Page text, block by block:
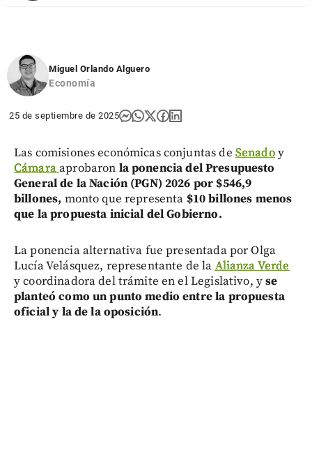
Miguel Orlando Alguero
Economía
25 de septiembre de 2025
Las comisiones económicas conjuntas de Senadoy
Cámaraaprobaron la ponencia del Presupuesto
General de la Nación (PGN) 2026 por $546,9
billones, monto que representa $10 billones menos
que la propuesta inicial del Gobierno.
La ponencia alternativa fue presentada por Olga
Lucía Velásquez, representante de la Alianza Verde
y coordinadora del trámite en el Legislativo, yse
planteó como un punto medio entre la propuesta
oficial y la de la oposición.